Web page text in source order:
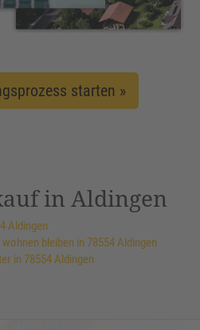
starten »
in Aldingen
Aldingen
bleiben in 78554 Aldingen
in 78554 Aldingen